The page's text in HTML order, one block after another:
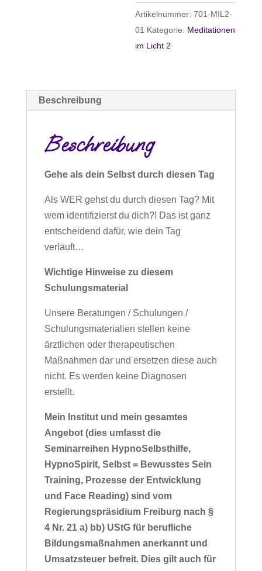
durch
diesen
Tag
[Digital]
Artikelnummer:701-MIL2-
01 Kategorie: Meditationen
im Licht 2
Beschreibung
Beschreibung
Gehe als dein Selbst durch diesen Tag
Als WER gehst du durch diesen Tag? Mit
wem identifizierst du dich?! Das ist ganz
entscheidend dafür, wie dein Tag
verläuft…
Wichtige Hinweise zu diesem
Schulungsmaterial
Unsere Beratungen / Schulungen /
Schulungsmaterialien stellen keine
ärztlichen oder therapeutischen
Maßnahmen dar und ersetzen diese auch
nicht. Es werden keine Diagnosen
erstellt.
Mein Institut und mein gesamtes
Angebot (dies umfasst die
Seminarreihen HypnoSelbsthilfe,
HypnoSpirit, Selbst = Bewusstes Sein
Training, Prozesse der Entwicklung
und Face Reading) sind vom
Regierungspräsidium Freiburg nach §
4 Nr. 21 a) bb) UStG für berufliche
Bildungsmaßnahmen anerkannt und
Umsatzsteuer befreit. Dies gilt auch für